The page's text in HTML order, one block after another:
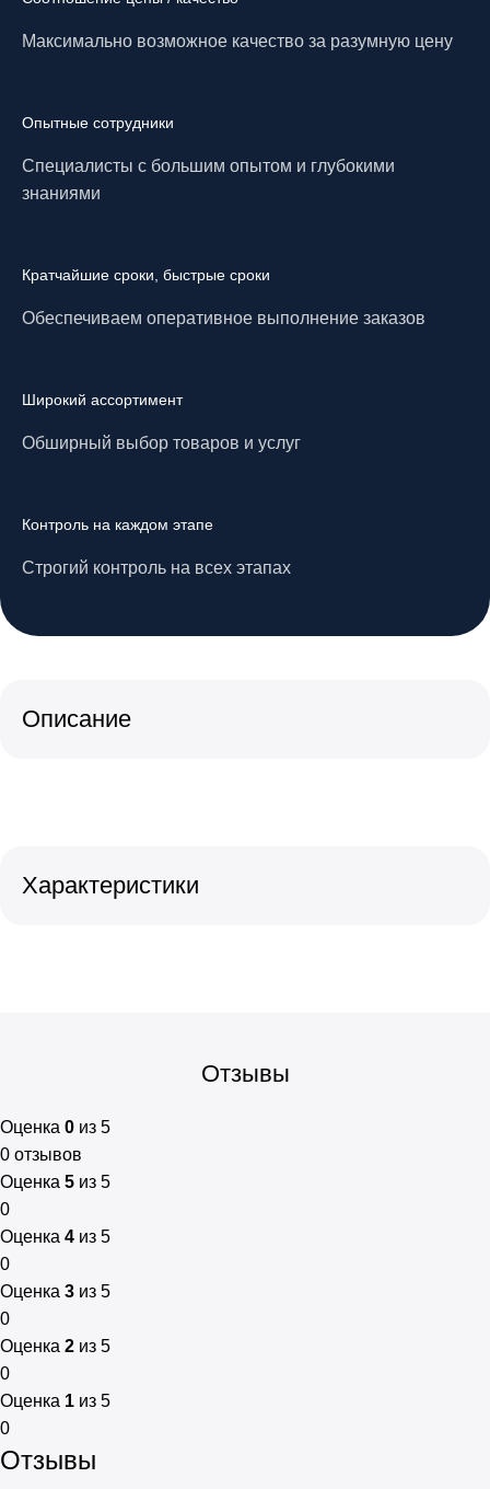
Максимально возможное качество за разумную цену
Опытные сотрудники
Специалисты с большим опытом и глубокими
знаниями
Кратчайшие сроки, быстрые сроки
Обеспечиваем оперативное выполнение заказов
Широкий ассортимент
Обширный выбор товаров и услуг
Контроль на каждом этапе
Строгий контроль на всех этапах
Описание
Характеристики
Отзывы
Оценка 0 из 5
0 отзывов
Оценка 5 из 5
0
Оценка 4 из 5
0
Оценка 3 из 5
0
Оценка 2 из 5
0
Оценка 1 из 5
0
Отзывы